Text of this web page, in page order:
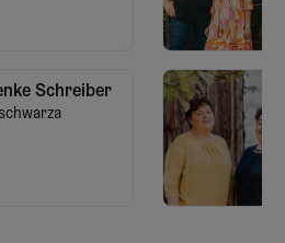
Schreiber